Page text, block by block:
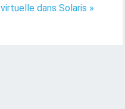
virtuelle dans Solaris »